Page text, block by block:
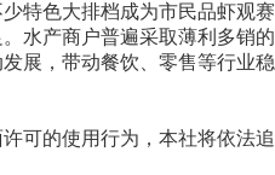
特色大排档成为市民品虾观
产商户普遍采取薄利多销
展，带动餐饮、零售等行业
可的使用行为，本社将依法追